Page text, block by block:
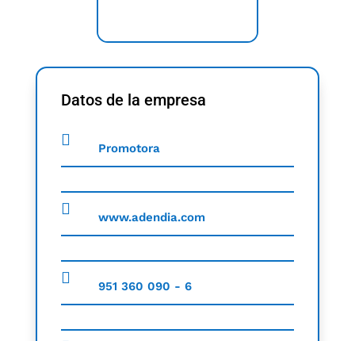
Datos de la empresa
Promotora
www.adendia.com
951 360 090 - 6